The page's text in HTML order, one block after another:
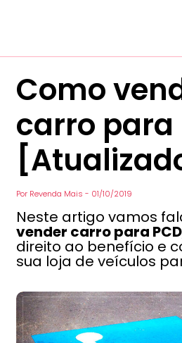
Como
carro para
Por Revenda Mais- 01/10/2019
Neste artigo vamos
vender carro para PCD
direito ao benefício e
sua loja de veículos